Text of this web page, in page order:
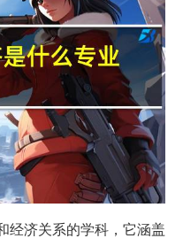
经济关系的学科，它涵盖